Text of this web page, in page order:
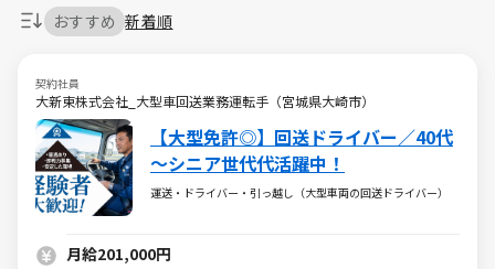
おすすめ 新着順
契約社員
大新東株式会社_大型車回送業務運転手（宮城県大崎市）
【大型免許◎】回送ドライバー／40代
～シニア世代代活躍中！
運送・ドライバー・引っ越し（大型車両の回送ドライバー）
月給201,000円